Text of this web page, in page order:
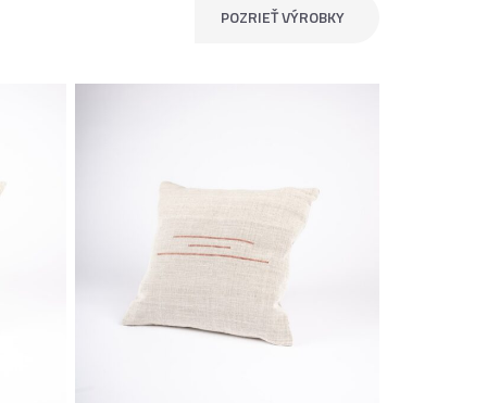
POZRIEŤ VÝROBKY